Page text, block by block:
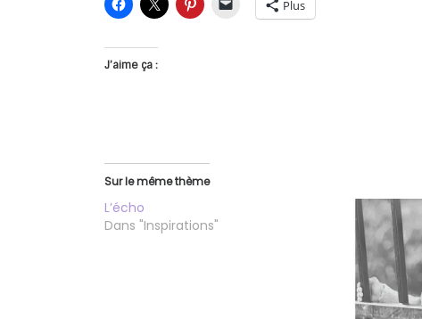
Plus
J’aime ça :
Sur le même thème
L’écho
Dans "Inspirations"